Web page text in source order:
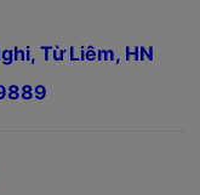
Từ Liêm, HN